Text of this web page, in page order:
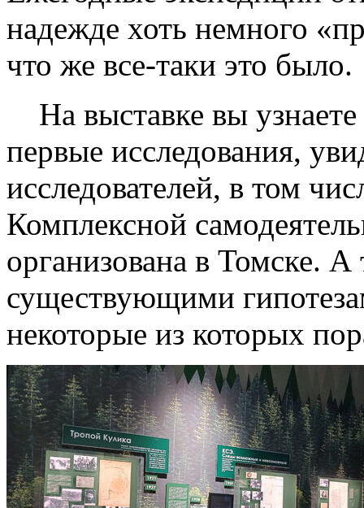
надежде хоть немного
что же все-таки это было.
На выставке вы узнаете
первые исследования,
исследователей, в том
Комплексной
организована в Томске. А
существующими
некоторые из которых